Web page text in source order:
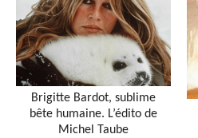
Brigitte Bardot, sublime
bête humaine. L’édito de
Michel Taube